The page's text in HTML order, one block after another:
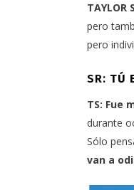
TAYLOR
pero
pero
SR: TÚ
TS: Fue
durante
Sólo
van a